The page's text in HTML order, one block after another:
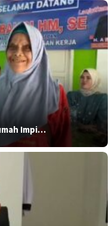
Impi…